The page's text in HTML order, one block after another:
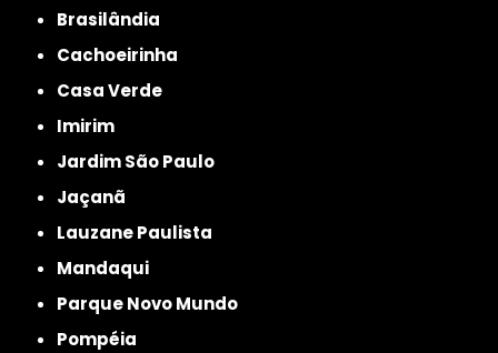
Brasilândia
Cachoeirinha
Casa Verde
Imirim
Jardim São Paulo
Jaçanã
Lauzane Paulista
Mandaqui
Parque Novo Mundo
Pompéia